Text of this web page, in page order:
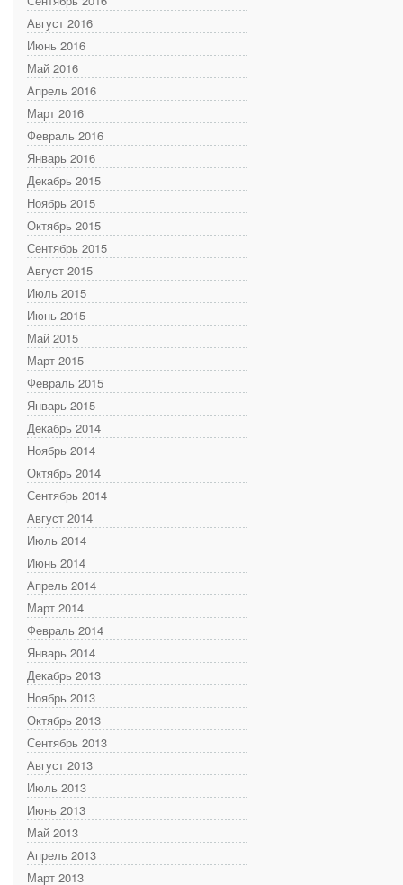
Август 2016
Июнь 2016
Май 2016
Апрель 2016
Март 2016
Февраль 2016
Январь 2016
Декабрь 2015
Ноябрь 2015
Октябрь 2015
Сентябрь 2015
Август 2015
Июль 2015
Июнь 2015
Май 2015
Март 2015
Февраль 2015
Январь 2015
Декабрь 2014
Ноябрь 2014
Октябрь 2014
Сентябрь 2014
Август 2014
Июль 2014
Июнь 2014
Апрель 2014
Март 2014
Февраль 2014
Январь 2014
Декабрь 2013
Ноябрь 2013
Октябрь 2013
Сентябрь 2013
Август 2013
Июль 2013
Июнь 2013
Май 2013
Апрель 2013
Март 2013